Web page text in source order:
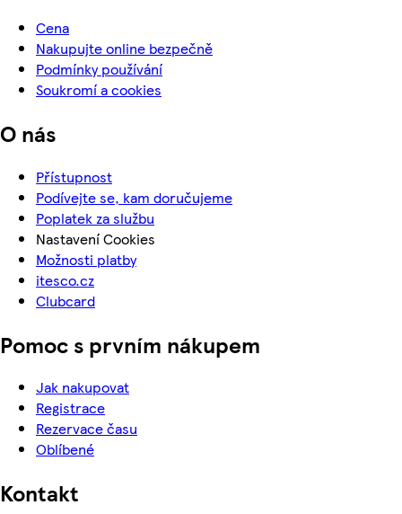
Cena
Nakupujte online bezpečně
Podmínky používání
Soukromí a cookies
O nás
Přístupnost
Podívejte se, kam doručujeme
Poplatek za službu
Nastavení Cookies
Možnosti platby
itesco.cz
Clubcard
Pomoc s prvním nákupem
Jak nakupovat
Registrace
Rezervace času
Oblíbené
Kontakt